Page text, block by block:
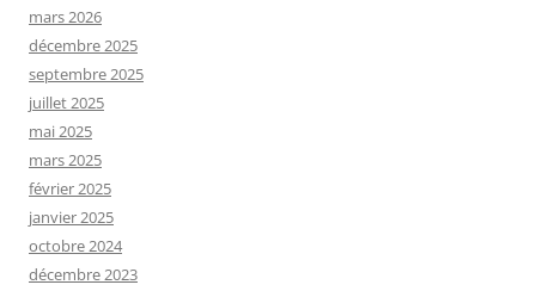
mars 2026
décembre 2025
septembre 2025
juillet 2025
mai 2025
mars 2025
février 2025
janvier 2025
octobre 2024
décembre 2023